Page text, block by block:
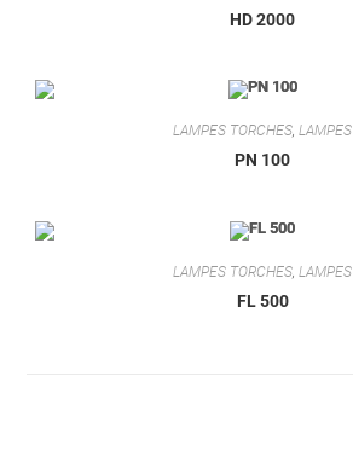
HD 2000
LAMPES TORCHES,LAMPES
PN 100
LAMPES TORCHES,LAMPES
FL 500